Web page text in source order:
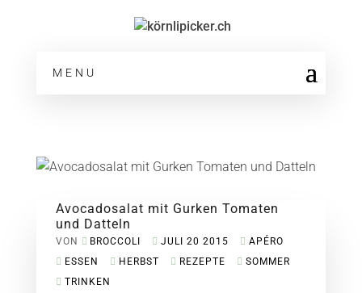
MENU
Avocadosalat mit Gurken Tomaten
und Datteln
VON BROCCOLI JULI 20 2015
APÉRO
ESSEN
HERBST REZEPTE
SOMMER
TRINKEN